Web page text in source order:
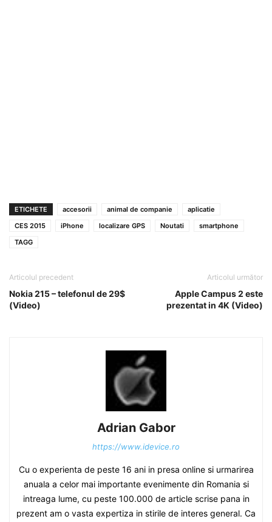
ETICHETE accesorii animal de companie
aplicatie
CES 2015
iPhone localizare GPS Noutati
smartphone
TAGG
Articolul precedent
Nokia 215 – telefonul de 29$
(Video)
Articolul următor
Apple Campus 2 este
prezentat in 4K (Video)
Adrian Gabor
https://www.idevice.ro
Cu o experienta de peste 16 ani in presa online si urmarirea
anuala a celor mai importante evenimente din Romania si
intreaga lume, cu peste 100.000 de article scrise pana in
prezent am o vasta expertiza in stirile de interes general. Ca